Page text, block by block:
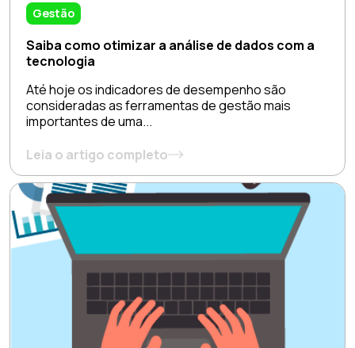
Gestão
Saiba como otimizar a análise de dados com a
tecnologia
Até hoje os indicadores de desempenho são
consideradas as ferramentas de gestão mais
importantes de uma...
Leia o artigo completo